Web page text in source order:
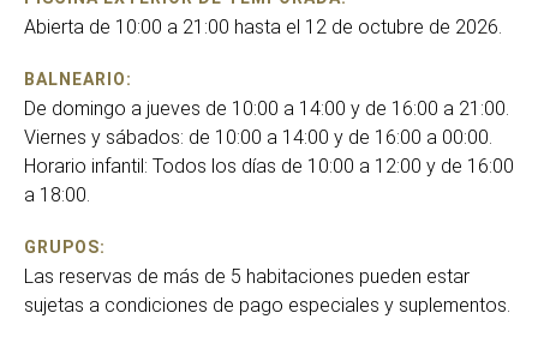
Abierta de 10:00 a 21:00 hasta el 12 de octubre de 2026.
BALNEARIO:
De domingo a jueves de 10:00 a 14:00 y de 16:00 a 21:00.
Viernes y sábados: de 10:00 a 14:00 y de 16:00 a 00:00.
Horario infantil: Todos los días de 10:00 a 12:00 y de 16:00
a 18:00.
GRUPOS:
Las reservas de más de 5 habitaciones pueden estar
sujetas a condiciones de pago especiales y suplementos.